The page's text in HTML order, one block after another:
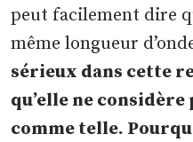
peut facilement dire
même longueur
sérieux dans cette
qu’elle ne
comme telle.